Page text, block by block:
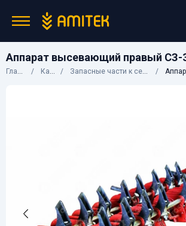
Аппарат высевающий правый СЗ-
Главная Каталог Запасные части к сельхозтехнике Аппарат